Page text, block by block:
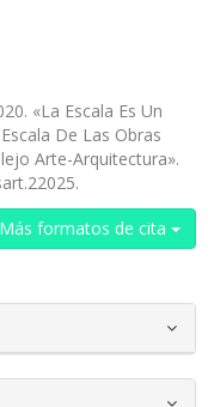
«La Escala Es Un
De Las Obras
Arte-Arquitectura».
Más formatos de cita